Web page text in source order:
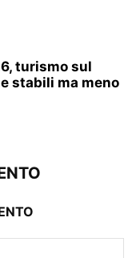
turismo sul
stabili ma meno